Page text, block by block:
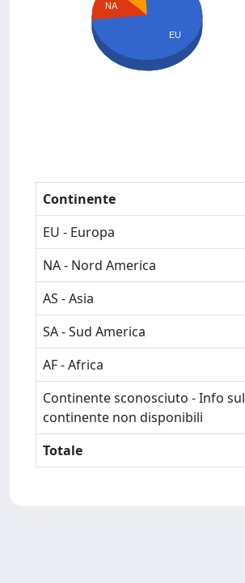
NA
EU
Continente
EU - Europa
NA - Nord America
AS - Asia
SA - Sud America
AF - Africa
Continente sconosciuto - Info sul
continente non disponibili
Totale